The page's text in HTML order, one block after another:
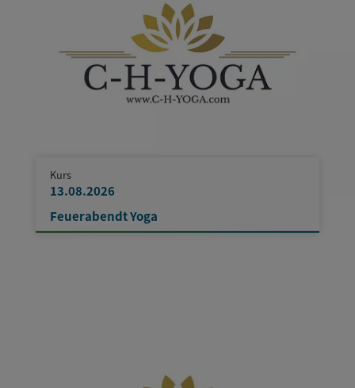
Kurs
13.08.2026
Feuerabendt Yoga